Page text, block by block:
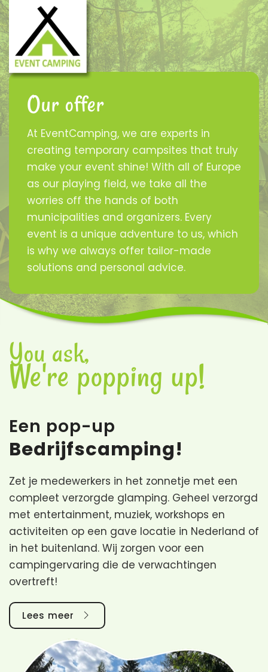
Our offer
At EventCamping, we are experts in
creating temporary campsites that truly
make your event shine! With all of Europe
as our playing field, we take all the
worries off the hands of both
municipalities and organizers. Every
event is a unique adventure to us, which
is why we always offer tailor-made
solutions and personal advice.
You ask,
We're popping up!
Een pop-up
Bedrijfscamping!
Zet je medewerkers in het zonnetje met een
compleet verzorgde glamping. Geheel verzorgd
met entertainment, muziek, workshops en
activiteiten op een gave locatie in Nederland of
in het buitenland. Wij zorgen voor een
campingervaring die de verwachtingen
overtreft!
Lees meer